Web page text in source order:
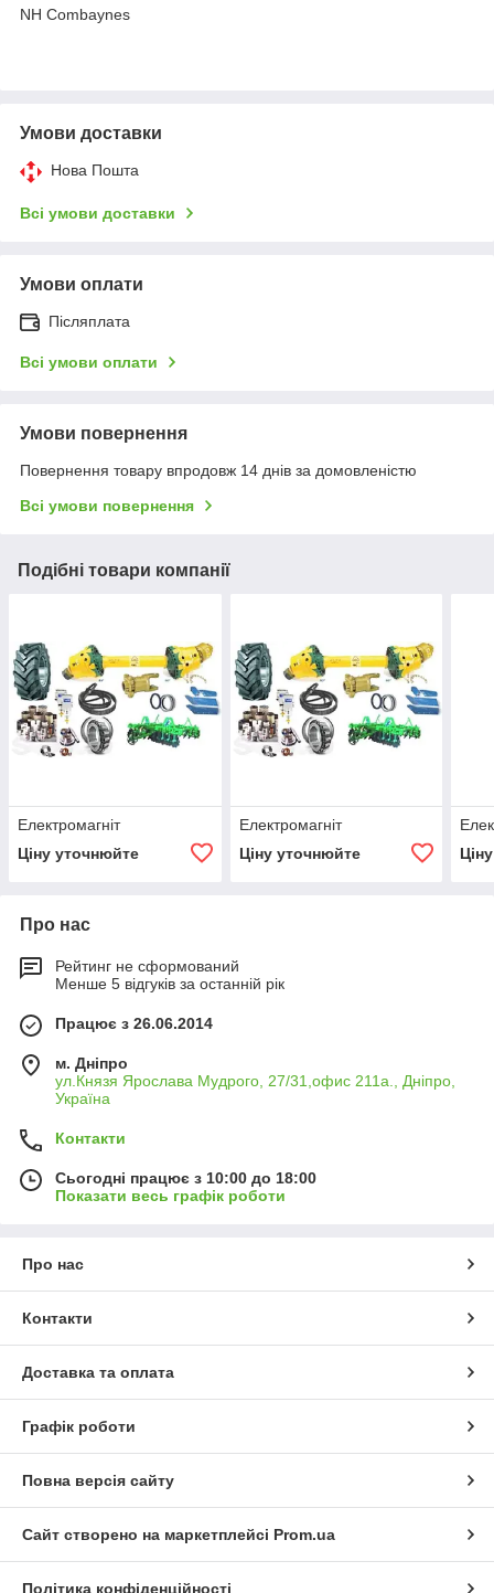
NH Combaynes
Умови доставки
Нова Пошта
Всі умови доставки
Умови оплати
Післяплата
Всі умови оплати
Умови повернення
Повернення товару впродовж 14 днів за домовленістю
Всі умови повернення
Подібні товари компанії
Електромагнiт
Ціну уточнюйте
Електромагнiт
Ціну уточнюйте
Про нас
Рейтинг не сформований
Менше 5 відгуків за останній рік
Працює з 26.06.2014
м. Дніпро
ул.Князя Ярослава Мудрого, 27/31,офис 211а., Дніпро,
Україна
Контакти
Сьогодні працює з 10:00 до 18:00
Показати весь графік роботи
Про нас
Контакти
Доставка та оплата
Графік роботи
Повна версія сайту
Сайт створено на маркетплейсі Prom.ua
Політика конфіденційності